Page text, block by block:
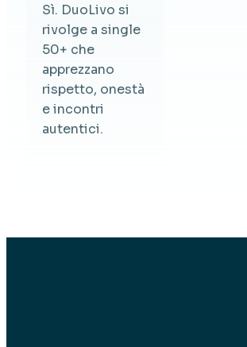
Sì. DuoLivo si
rivolge a single
50+ che
apprezzano
rispetto, onestà
e incontri
autentici.